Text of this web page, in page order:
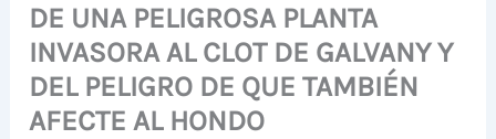
DE UNA PELIGROSA PLANTA
INVASORA AL CLOT DE GALVANY Y
DEL PELIGRO DE QUE TAMBIÉN
AFECTE AL HONDO